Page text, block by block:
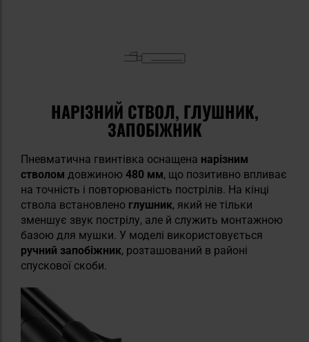
НАРІЗНИЙ СТВОЛ, ГЛУШНИК,
ЗАПОБІЖНИК
Пневматична гвинтівка оснащена нарізним
стволом довжиною 480 мм, що позитивно впливає
на точність і повторюваність пострілів. На кінці
ствола встановлено глушник, який не тільки
зменшує звук пострілу, але й служить монтажною
базою для мушки. У моделі використовується
ручний запобіжник, розташований в районі
спускової скоби.